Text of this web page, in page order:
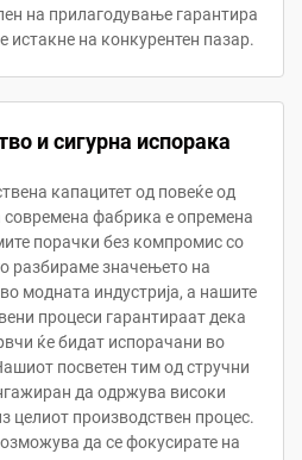
на прилагодување гарантира
истакне на конкурентен пазар.
и сигурна испорака
капацитет од повеќе од
фабрика е опремена
порачки без компромис со
разбираме значењето на
модната индустрија, а нашите
процеси гарантираат дека
ќе бидат испорачани во
посветен тим од стручни
да одржува високи
целиот производствен процес.
да се фокусирате на